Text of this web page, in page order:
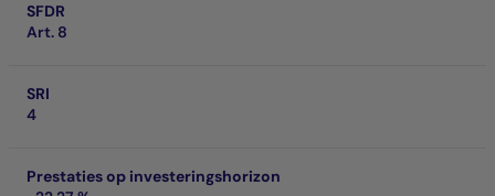
SFDR
Art. 8
SRI
4
Prestaties op investeringshorizon